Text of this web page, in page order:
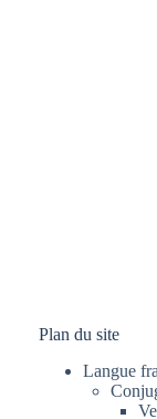
Plan du site
Langue